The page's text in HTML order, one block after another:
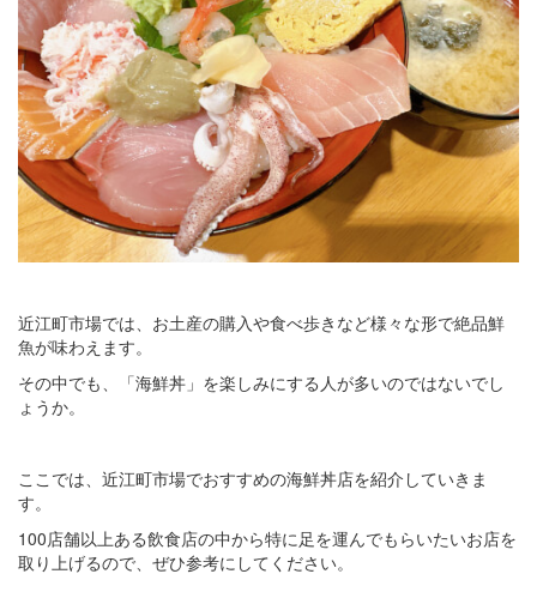
近江町市場では、お土産の購入や食べ歩きなど様々な形で絶品鮮
魚が味わえます。
その中でも、「海鮮丼」を楽しみにする人が多いのではないでし
ょうか。
ここでは、近江町市場でおすすめの海鮮丼店を紹介していきま
す。
100店舗以上ある飲食店の中から特に足を運んでもらいたいお店を
取り上げるので、ぜひ参考にしてください。